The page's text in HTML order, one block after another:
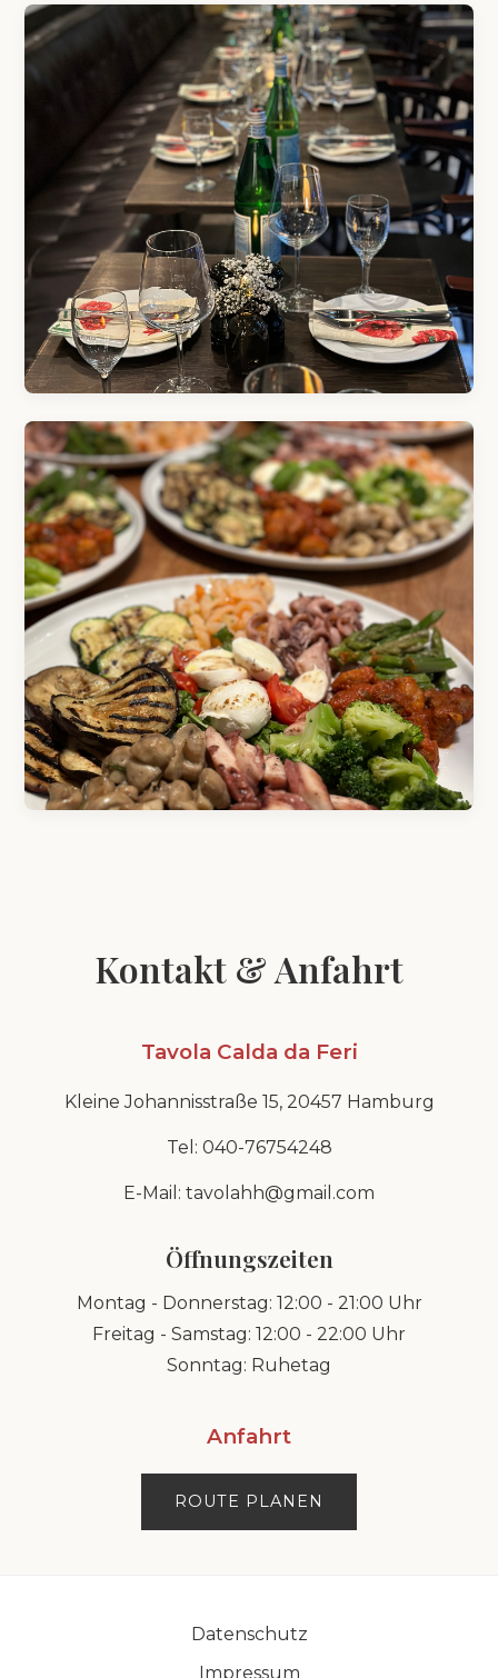
Kontakt & Anfahrt
Tavola Calda da Feri
Kleine Johannisstraße 15, 20457 Hamburg
Tel: 040-76754248
E-Mail: tavolahh@gmail.com
Öffnungszeiten
Montag - Donnerstag: 12:00 - 21:00 Uhr
Freitag - Samstag: 12:00 - 22:00 Uhr
Sonntag: Ruhetag
Anfahrt
ROUTE PLANEN
Datenschutz
Impressum